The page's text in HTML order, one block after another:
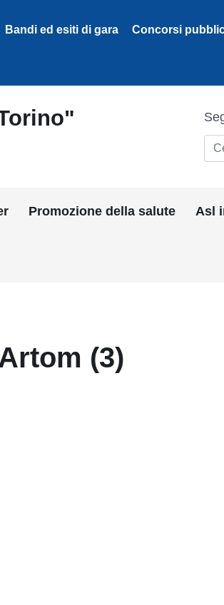
Bandi ed esiti di gara Concorsi
Cerca
Promozione della salute Asl
(3)